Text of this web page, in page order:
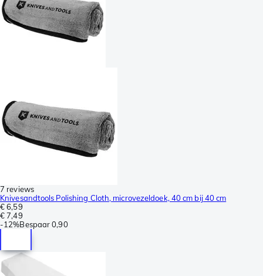
7 reviews
Knivesandtools Polishing Cloth, microvezeldoek, 40 cm bij 40 cm
€ 6,59
€ 7,49
-12%Bespaar 0,90